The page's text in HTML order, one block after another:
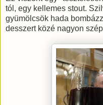
tól, egy kellemes stout.
gyümölcsök hada
desszert közé nagyon